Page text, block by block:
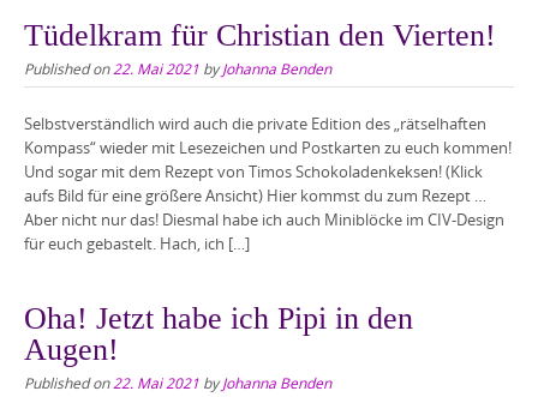
Tüdelkram für Christian den Vierten!
Published on22. Mai 2021 byJohanna Benden
Selbstverständlich wird auch die private Edition des „rätselhaften
Kompass“ wieder mit Lesezeichen und Postkarten zu euch kommen!
Und sogar mit dem Rezept von Timos Schokoladenkeksen! (Klick
aufs Bild für eine größere Ansicht) Hier kommst du zum Rezept …
Aber nicht nur das! Diesmal habe ich auch Miniblöcke im CIV-Design
für euch gebastelt. Hach, ich […]
Oha! Jetzt habe ich Pipi in den
Augen!
Published on22. Mai 2021 byJohanna Benden